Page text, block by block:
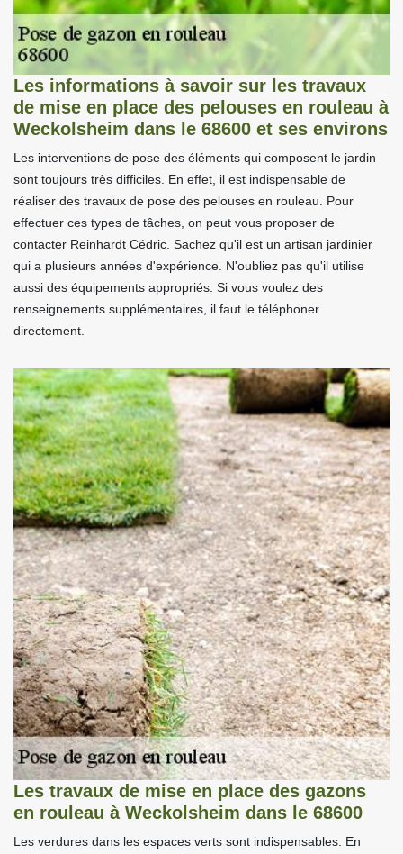
Les informations à savoir sur les travaux
de mise en place des pelouses en rouleau à
Weckolsheim dans le 68600 et ses environs
Les interventions de pose des éléments qui composent le jardin
sont toujours très difficiles. En effet, il est indispensable de
réaliser des travaux de pose des pelouses en rouleau. Pour
effectuer ces types de tâches, on peut vous proposer de
contacter Reinhardt Cédric. Sachez qu'il est un artisan jardinier
qui a plusieurs années d'expérience. N'oubliez pas qu'il utilise
aussi des équipements appropriés. Si vous voulez des
renseignements supplémentaires, il faut le téléphoner
directement.
Les travaux de mise en place des gazons
en rouleau à Weckolsheim dans le 68600
Les verdures dans les espaces verts sont indispensables. En